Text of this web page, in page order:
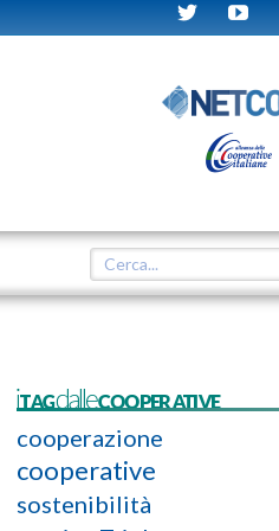
iTAGdalleCOOPERATIVE
cooperazione
cooperative
sostenibilità